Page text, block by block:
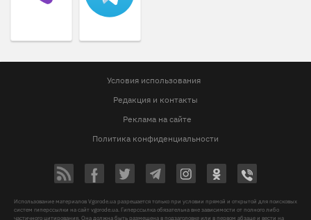
Условия использования
Редакция и контакты
Реклама на сайте
Политика конфиденциальности
Использование материалов Vgorode.ua разрешается только при условии прямой и открытой для поисковых
систем гиперссылки на сайт vgorode.ua. Гиперссылка обязательна вне зависимости от полного либо
частичного цитирования. Она должна быть размещена в подзаголовке или в первом абзаце и вести на